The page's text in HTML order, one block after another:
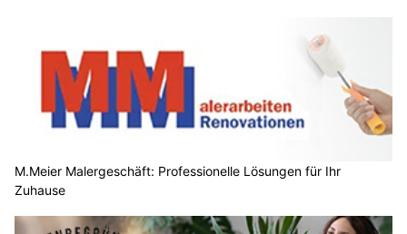
M.Meier Malergeschäft: Professionelle Lösungen für Ihr
Zuhause